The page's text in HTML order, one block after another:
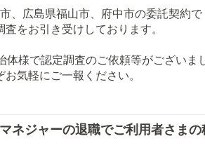
、広島県福山市、府中市の委託契約で
査をお引き受けしております。
体様で認定調査のご依頼等がございま
お気軽にご一報ください。
ネジャーの退職でご利用者さま